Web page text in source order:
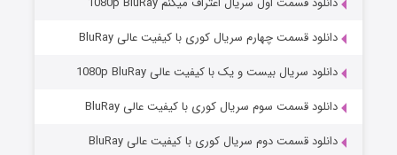
مردگان متحرک: شهر مرده ۳
دانلود قسمت چهارم سریال کوری با کیفیت عالی BluRay
دانلود سریال بیست و یک با کیفیت عالی 1080p BluRay
دانلود قسمت سوم سریال کوری با کیفیت عالی BluRay
دانلود قسمت دوم سریال کوری با کیفیت عالی BluRay